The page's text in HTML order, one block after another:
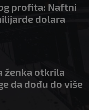
profita: Naftni
dolara
ženka otkrila
da dođu do više